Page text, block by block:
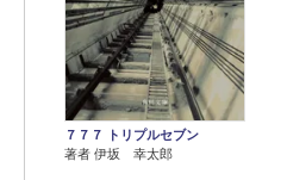
７７７ トリプルセブン
著者 伊坂 幸太郎